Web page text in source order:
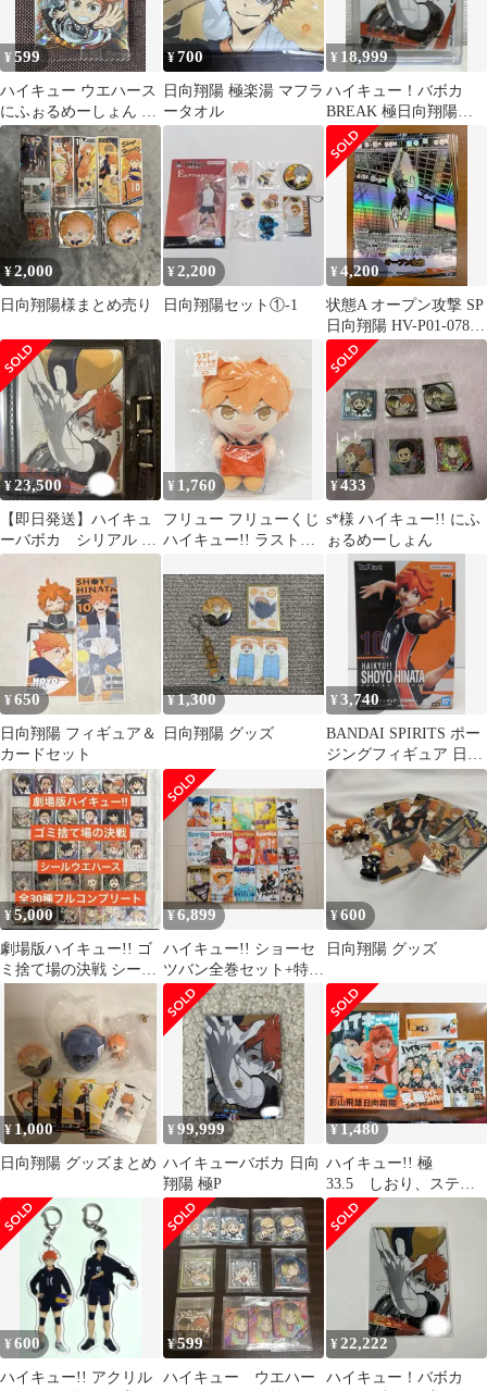
¥599
ハイキュー ウエハース
にふぉるめーしょん 日
向翔陽
¥700
日向翔陽 極楽湯 マフラ
ータオル
¥ 18,999
ハイキュー！バボカ
BREAK 極日向翔陽サ
イン入り
¥2,000
日向翔陽様まとめ売り
¥2,200
日向翔陽セット①-1
¥4,200
状態A オープン攻撃 SP
日向翔陽 HV-P01-078
バボカ ハイキュー
¥23,500
【即日発送】ハイキュ
ーバボカ シリアル 日
向翔陽 極
¥ 1,760
フリュー フリューくじ
ハイキュー!! ラストゲ
っち
¥433
s*‬様 ハイキュー!! にふ
ぉるめーしょん
¥650
日向翔陽 フィギュア＆
カードセット
¥1,300
日向翔陽 グッズ
¥3,740
BANDAI SPIRITS ポー
ジングフィギュア 日向
翔陽
¥5,000
劇場版ハイキュー!! ゴ
ミ捨て場の決戦 シール
ルコンプ ⑧
¥6,899
ハイキュー!! ショーセ
ツバン全巻セット+特
典・ガイドブック2冊
+おまけ
¥600
日向翔陽 グッズ
¥ 1,000
日向翔陽 グッズまとめ
¥99,999
ハイキューバボカ 日向
翔陽 極P
¥1,480
ハイキュー!! 極
33.5 しおり、ステッ
カー付
¥600
ハイキュー!! アクリル
¥599
ハイキュー ウエハー
¥22,222
ハイキュー！バボカ